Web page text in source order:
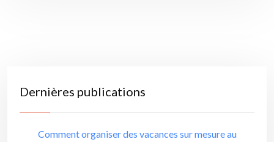
Dernières publications
Comment organiser des vacances sur mesure au